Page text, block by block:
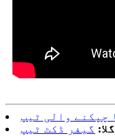
چپکنے والی ٹیپ
گیفر ڈکٹ ٹیپ